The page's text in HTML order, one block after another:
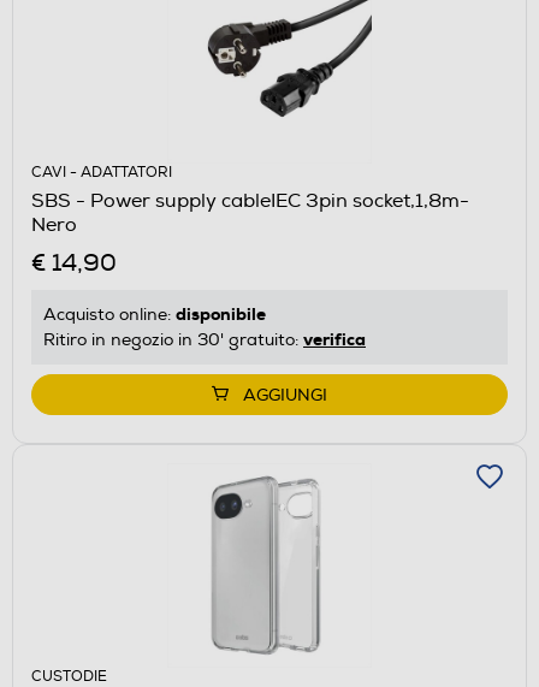
CAVI - ADATTATORI
SBS - Power supply cableIEC 3pin socket,1,8m-
Nero
€ 14,90
Acquisto online: disponibile
Ritiro in negozio in 30' gratuito: verifica
AGGIUNGI
CUSTODIE